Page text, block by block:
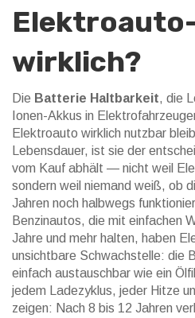
wirklich?
Die Batterie Haltbarkeit, die
Ionen-Akkus in
Elektroauto wirklich nutzbar
Lebensdauer, ist sie der
vom Kauf abhält — nicht weil
sondern weil niemand weiß, ob
Jahren noch halbwegs
Benzinautos, die mit einfachen
Jahre und mehr halten, haben
unsichtbare Schwachstelle: die
einfach austauschbar wie ein
jedem Ladezyklus, jeder Hitze
zeigen: Nach 8 bis 12 Jahren